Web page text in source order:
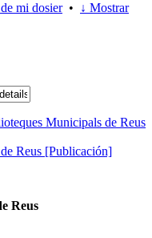
mi dosier•
↓ Mostrar
Municipals de Reus
Reus